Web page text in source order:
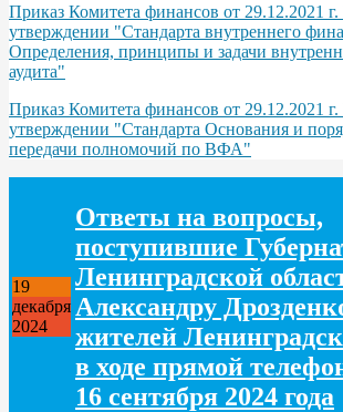
Приказ Комитета финансов от 29.12.2021
утверждении "Стандарта внутреннего
Определения, принципы и задачи
аудита"
Приказ Комитета финансов от 29.12.2021
утверждении "Стандарта Основания и
передачи полномочий по ВФА"
19
декабря
2024
Ответы на вопросы,
поступившие
Ленинградской
Александру
жителей
в ходе прямой
16 сентября 2024 года